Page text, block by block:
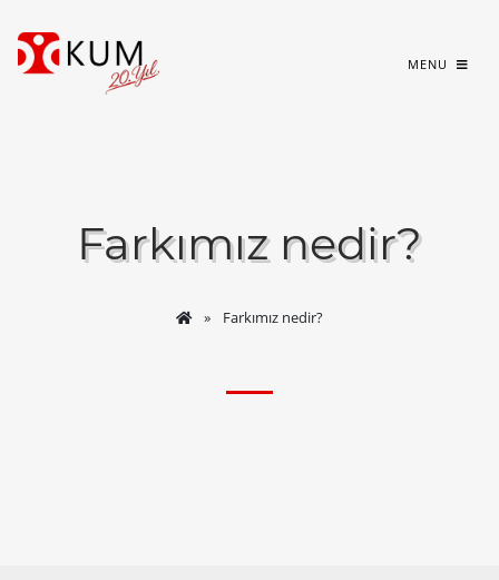
MENU
Farkımız nedir?
Farkımız nedir?